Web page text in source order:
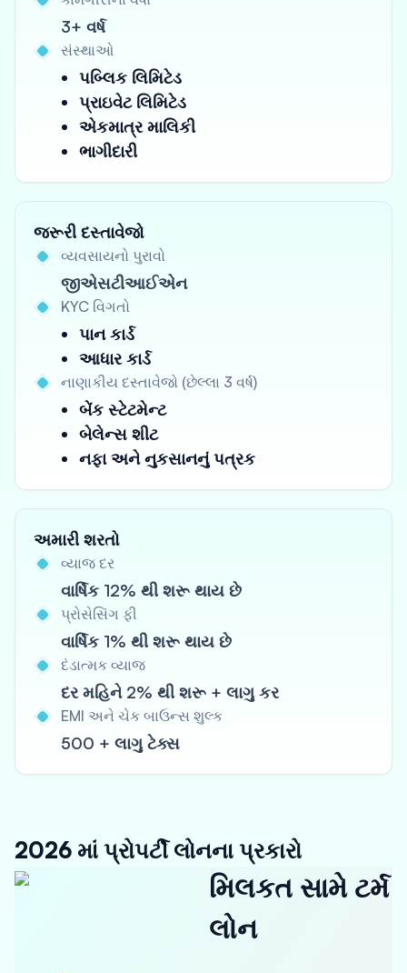
3+ વર્ષ
સંસ્થાઓ
પબ્લિક લિમિટેડ
પ્રાઇવેટ લિમિટેડ
એકમાત્ર માલિકી
ભાગીદારી
જરૂરી દસ્તાવેજો
વ્યવસાયનો પુરાવો
જીએસટીઆઈએન
KYC વિગતો
પાન કાર્ડ
આધાર કાર્ડ
નાણાકીય દસ્તાવેજો (છેલ્લા 3 વર્ષ)
બેંક સ્ટેટમેન્ટ
બેલેન્સ શીટ
નફા અને નુકસાનનું પત્રક
અમારી શરતો
વ્યાજ દર
વાર્ષિક 12% થી શરૂ થાય છે
પ્રોસેસિંગ ફી
વાર્ષિક 1% થી શરૂ થાય છે
દંડાત્મક વ્યાજ
દર મહિને 2% થી શરૂ + લાગુ કર
EMI અને ચેક બાઉન્સ શુલ્ક
500 + લાગુ ટેક્સ
2026 માં પ્રોપર્ટી લોનના પ્રકારો
મિલકત સામે ટર્મ
લોન